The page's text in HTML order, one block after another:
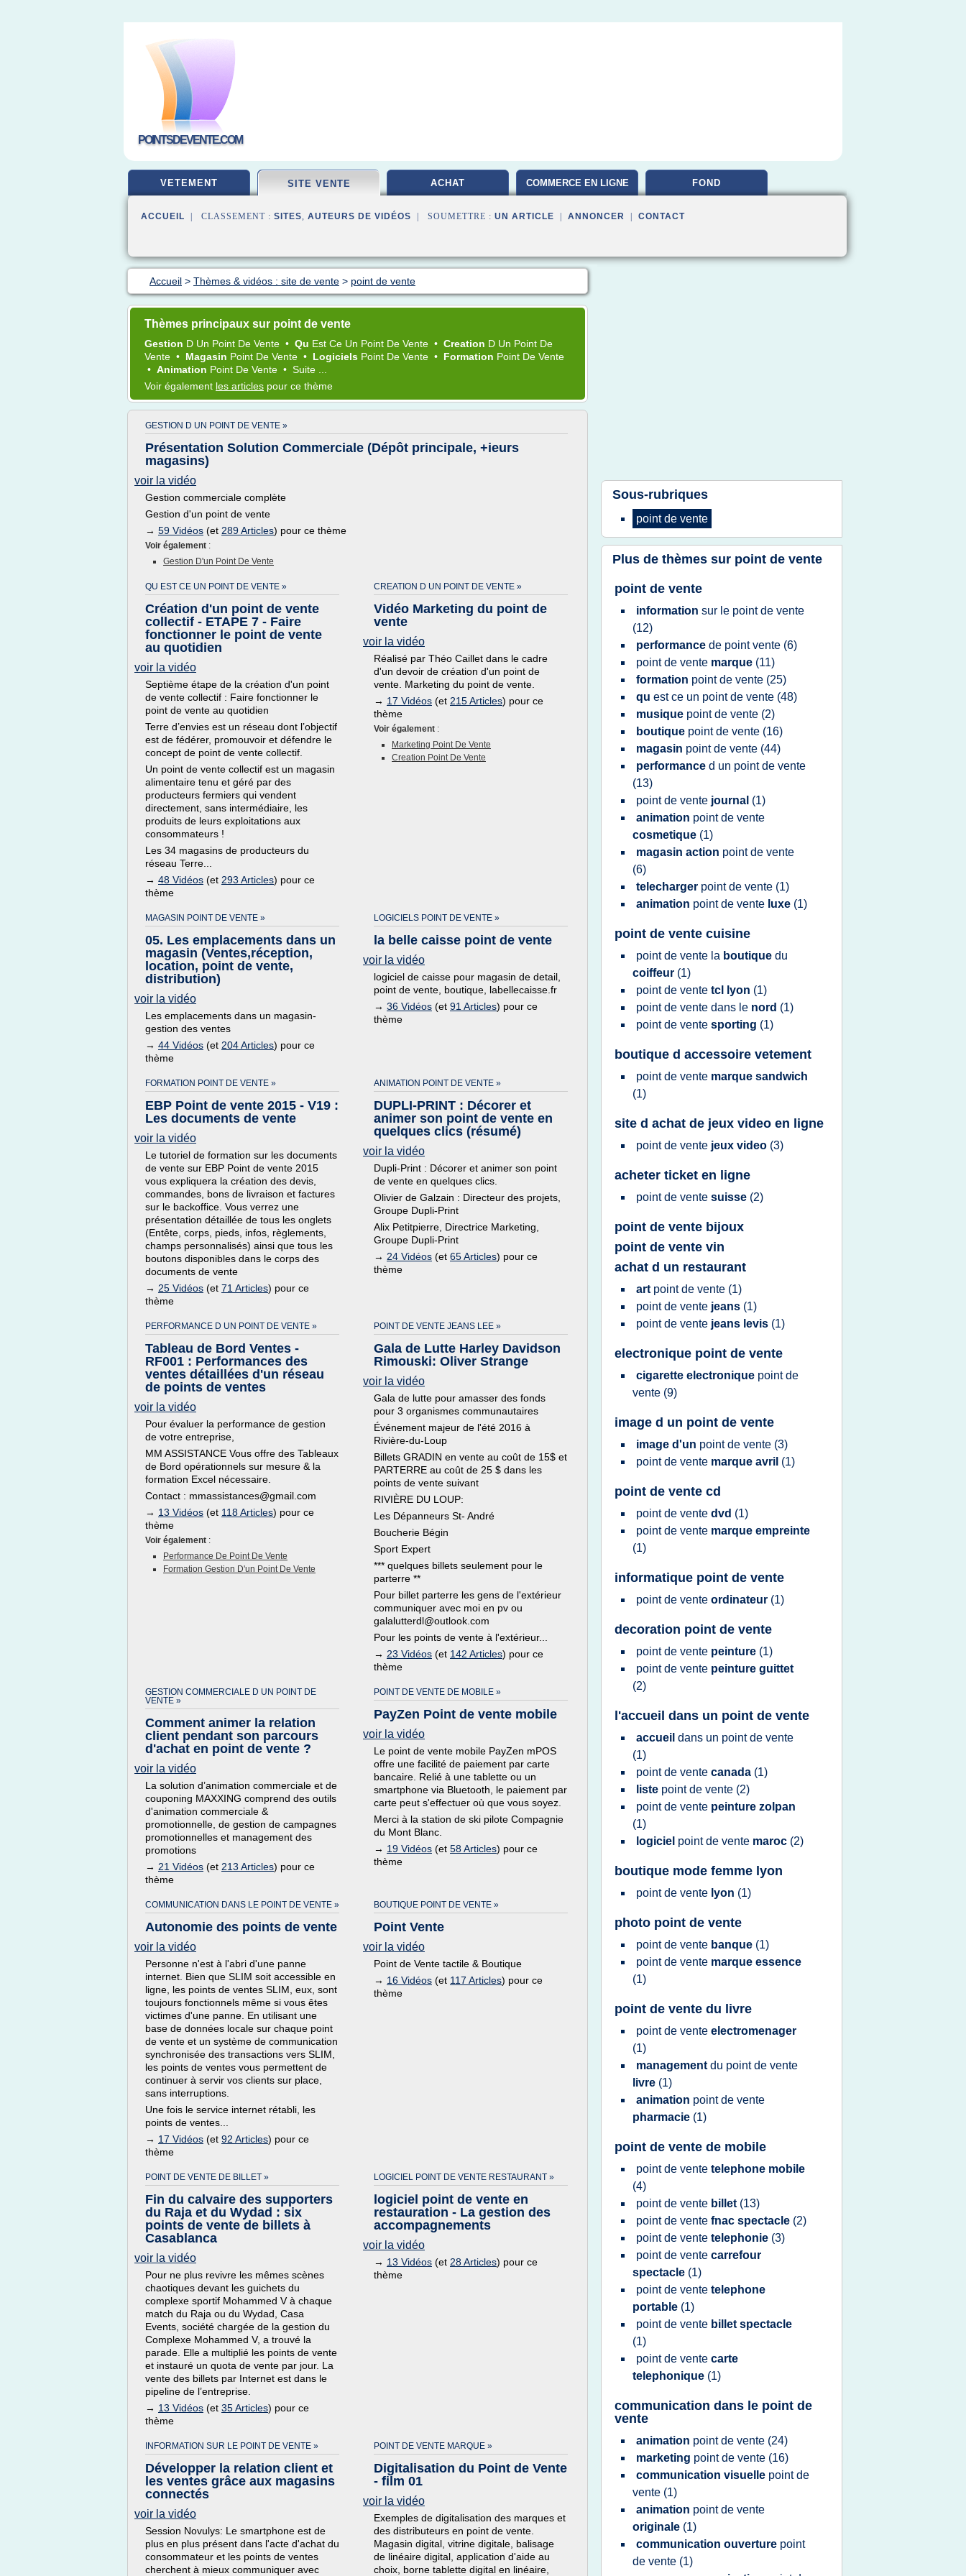
POINTSDEVENTE.COM
VETEMENT SITE VENTE ACHAT COMMERCE EN LIGNE FOND
ACCUEIL | CLASSEMENT : SITES, AUTEURS DE VIDÉOS | SOUMETTRE : UN ARTICLE ANNONCER CONTACT
Accueil > Thèmes & vidéos : site de vente > point de vente
Thèmes principaux sur point de vente
Gestion D Un Point De Vente • Qu Est Ce Un Point De Vente • Creation D Un Point De
Vente • Magasin Point De Vente • Logiciels Point De Vente • Formation Point De Vente
• Animation Point De Vente • Suite ...
Voir également les articles pour ce thème
GESTION D UN POINT DE VENTE »
Présentation Solution Commerciale (Dépôt principale, +ieurs
magasins)
voir la vidéo
Gestion commerciale complète
Gestion d'un point de vente
→ 59 Vidéos (et 289 Articles) pour ce thème
Voir également :
Gestion D'un Point De Vente
QU EST CE UN POINT DE VENTE »
Création d'un point de vente
collectif - ETAPE 7 - Faire
fonctionner le point de vente
au quotidien
voir la vidéo
Septième étape de la création d'un point
de vente collectif : Faire fonctionner le
point de vente au quotidien
Terre d’envies est un réseau dont l’objectif
est de fédérer, promouvoir et défendre le
concept de point de vente collectif.
Un point de vente collectif est un magasin
alimentaire tenu et géré par des
producteurs fermiers qui vendent
directement, sans intermédiaire, les
produits de leurs exploitations aux
consommateurs !
Les 34 magasins de producteurs du
réseau Terre...
→ 48 Vidéos (et 293 Articles) pour ce
thème
CREATION D UN POINT DE VENTE »
Vidéo Marketing du point de
vente
voir la vidéo
Réalisé par Théo Caillet dans le cadre
d'un devoir de création d'un point de
vente. Marketing du point de vente.
→ 17 Vidéos (et 215 Articles) pour ce
thème
Voir également :
Marketing Point De Vente
Creation Point De Vente
MAGASIN POINT DE VENTE »
05. Les emplacements dans un
magasin (Ventes,réception,
location, point de vente,
distribution)
voir la vidéo
Les emplacements dans un magasin-
gestion des ventes
→ 44 Vidéos (et 204 Articles) pour ce
thème
LOGICIELS POINT DE VENTE »
la belle caisse point de vente
voir la vidéo
logiciel de caisse pour magasin de detail,
point de vente, boutique, labellecaisse.fr
→ 36 Vidéos (et 91 Articles) pour ce
thème
FORMATION POINT DE VENTE »
EBP Point de vente 2015 - V19 :
Les documents de vente
voir la vidéo
Le tutoriel de formation sur les documents
de vente sur EBP Point de vente 2015
vous expliquera la création des devis,
commandes, bons de livraison et factures
sur le backoffice. Vous verrez une
présentation détaillée de tous les onglets
(Entête, corps, pieds, infos, règlements,
champs personnalisés) ainsi que tous les
boutons disponibles dans le corps des
documents de vente
→ 25 Vidéos (et 71 Articles) pour ce
thème
ANIMATION POINT DE VENTE »
DUPLI-PRINT : Décorer et
animer son point de vente en
quelques clics (résumé)
voir la vidéo
Dupli-Print : Décorer et animer son point
de vente en quelques clics.
Olivier de Galzain : Directeur des projets,
Groupe Dupli-Print
Alix Petitpierre, Directrice Marketing,
Groupe Dupli-Print
→ 24 Vidéos (et 65 Articles) pour ce
thème
PERFORMANCE D UN POINT DE VENTE »
Tableau de Bord Ventes -
RF001 : Performances des
ventes détaillées d'un réseau
de points de ventes
voir la vidéo
Pour évaluer la performance de gestion
de votre entreprise,
MM ASSISTANCE Vous offre des Tableaux
de Bord opérationnels sur mesure & la
formation Excel nécessaire.
Contact : mmassistances@gmail.com
→ 13 Vidéos (et 118 Articles) pour ce
thème
Voir également :
Performance De Point De Vente
Formation Gestion D'un Point De Vente
POINT DE VENTE JEANS LEE »
Gala de Lutte Harley Davidson
Rimouski: Oliver Strange
voir la vidéo
Gala de lutte pour amasser des fonds
pour 3 organismes communautaires
Événement majeur de l'été 2016 à
Rivière-du-Loup
Billets GRADIN en vente au coût de 15$ et
PARTERRE au coût de 25 $ dans les
points de vente suivant
RIVIÈRE DU LOUP:
Les Dépanneurs St- André
Boucherie Bégin
Sport Expert
*** quelques billets seulement pour le
parterre **
Pour billet parterre les gens de l'extérieur
communiquer avec moi en pv ou
galalutterdl@outlook.com
Pour les points de vente à l'extérieur...
→ 23 Vidéos (et 142 Articles) pour ce
thème
GESTION COMMERCIALE D UN POINT DE
VENTE »
Comment animer la relation
client pendant son parcours
d'achat en point de vente ?
voir la vidéo
La solution d’animation commerciale et de
couponing MAXXING comprend des outils
d'animation commerciale &
promotionnelle, de gestion de campagnes
promotionnelles et management des
promotions
→ 21 Vidéos (et 213 Articles) pour ce
thème
POINT DE VENTE DE MOBILE »
PayZen Point de vente mobile
voir la vidéo
Le point de vente mobile PayZen mPOS
offre une facilité de paiement par carte
bancaire. Relié à une tablette ou un
smartphone via Bluetooth, le paiement par
carte peut s'effectuer où que vous soyez.
Merci à la station de ski pilote Compagnie
du Mont Blanc.
→ 19 Vidéos (et 58 Articles) pour ce
thème
COMMUNICATION DANS LE POINT DE VENTE »
Autonomie des points de vente
voir la vidéo
Personne n'est à l'abri d'une panne
internet. Bien que SLIM soit accessible en
ligne, les points de ventes SLIM, eux, sont
toujours fonctionnels même si vous êtes
victimes d'une panne. En utilisant une
base de données locale sur chaque point
de vente et un système de communication
synchronisée des transactions vers SLIM,
les points de ventes vous permettent de
continuer à servir vos clients sur place,
sans interruptions.
Une fois le service internet rétabli, les
points de ventes...
→ 17 Vidéos (et 92 Articles) pour ce
thème
BOUTIQUE POINT DE VENTE »
Point Vente
voir la vidéo
Point de Vente tactile & Boutique
→ 16 Vidéos (et 117 Articles) pour ce
thème
POINT DE VENTE DE BILLET »
Fin du calvaire des supporters
du Raja et du Wydad : six
points de vente de billets à
Casablanca
voir la vidéo
Pour ne plus revivre les mêmes scènes
chaotiques devant les guichets du
complexe sportif Mohammed V à chaque
match du Raja ou du Wydad, Casa
Events, société chargée de la gestion du
Complexe Mohammed V, a trouvé la
parade. Elle a multiplié les points de vente
et instauré un quota de vente par jour. La
vente des billets par Internet est dans le
pipeline de l’entreprise.
→ 13 Vidéos (et 35 Articles) pour ce
thème
LOGICIEL POINT DE VENTE RESTAURANT »
logiciel point de vente en
restauration - La gestion des
accompagnements
voir la vidéo
→ 13 Vidéos (et 28 Articles) pour ce
thème
INFORMATION SUR LE POINT DE VENTE »
Développer la relation client et
les ventes grâce aux magasins
connectés
voir la vidéo
Session Novulys: Le smartphone est de
plus en plus présent dans l'acte d'achat du
consommateur et les points de ventes
cherchent à mieux communiquer avec
POINT DE VENTE MARQUE »
Digitalisation du Point de Vente
- film 01
voir la vidéo
Exemples de digitalisation des marques et
des distributeurs en point de vente.
Magasin digital, vitrine digitale, balisage
de linéaire digital, application d'aide au
choix, borne tablette digital en linéaire,
Sous-rubriques
pointde vente
Plus de thèmes sur point de vente
point de vente
information sur le pointde vente
(12)
performance de point vente (6)
pointde vente marque (11)
formation pointde vente (25)
qu est ce un pointde vente (48)
musique pointde vente (2)
boutique pointde vente (16)
magasin pointde vente (44)
performance d un pointde vente
(13)
pointde vente journal (1)
animation pointde vente
cosmetique (1)
magasin action pointde vente
(6)
telecharger pointde vente (1)
animation pointde vente luxe (1)
point de vente cuisine
pointde vente la boutique du
coiffeur (1)
pointde vente tcl lyon (1)
pointde vente dans le nord (1)
pointde vente sporting (1)
boutique d accessoire vetement
pointde vente marque sandwich
(1)
site d achat de jeux video en ligne
pointde vente jeux video (3)
acheter ticket en ligne
pointde vente suisse (2)
point de vente bijoux
point de vente vin
achat d un restaurant
art pointde vente (1)
pointde vente jeans (1)
pointde vente jeans levis (1)
electronique point de vente
cigarette electronique pointde
vente (9)
image d un point de vente
image d'un pointde vente (3)
pointde vente marque avril (1)
point de vente cd
pointde vente dvd (1)
pointde vente marque empreinte
(1)
informatique point de vente
pointde vente ordinateur (1)
decoration point de vente
pointde vente peinture (1)
pointde vente peinture guittet
(2)
l'accueil dans un point de vente
accueil dans un pointde vente
(1)
pointde vente canada (1)
liste pointde vente (2)
pointde vente peinture zolpan
(1)
logiciel pointde vente maroc (2)
boutique mode femme lyon
pointde vente lyon (1)
photo point de vente
pointde vente banque (1)
pointde vente marque essence
(1)
point de vente du livre
pointde vente electromenager
(1)
management du pointde vente
livre (1)
animation pointde vente
pharmacie (1)
point de vente de mobile
pointde vente telephone mobile
(4)
pointde vente billet (13)
pointde vente fnac spectacle (2)
pointde vente telephonie (3)
pointde vente carrefour
spectacle (1)
pointde vente telephone
portable (1)
pointde vente billet spectacle
(1)
pointde vente carte
telephonique (1)
communication dans le point de
vente
animation pointde vente (24)
marketing pointde vente (16)
communication visuelle pointde
vente (1)
animation pointde vente
originale (1)
communication ouverture point
de vente (1)